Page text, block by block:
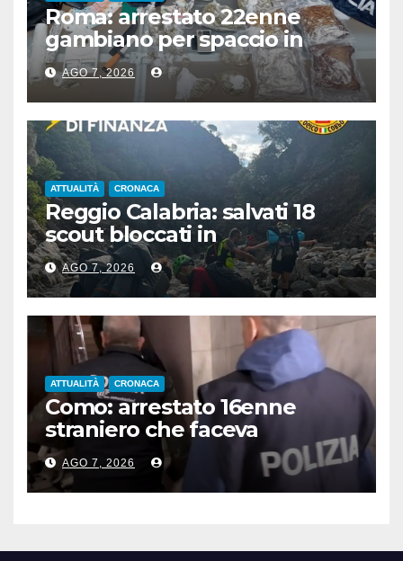
Roma: arrestato 22enne
gambiano per spaccio in
stazione, aveva 7 Kg di droga
AGO 7, 2026
ATTUALITÀ CRONACA
Reggio Calabria: salvati 18
scout bloccati in
Aspromonte, 2 recuperati in
elicottero
AGO 7, 2026
ATTUALITÀ CRONACA
Como: arrestato 16enne
straniero che faceva
propaganda all’Isis
AGO 7, 2026